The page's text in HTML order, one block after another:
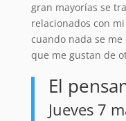
gran mayorías se
relacionados con
cuando nada se
que me gustan de
El
Jueves 7